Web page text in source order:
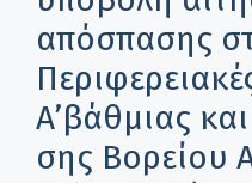
απόσπασης
A’βάθμιας
σης Βορείου